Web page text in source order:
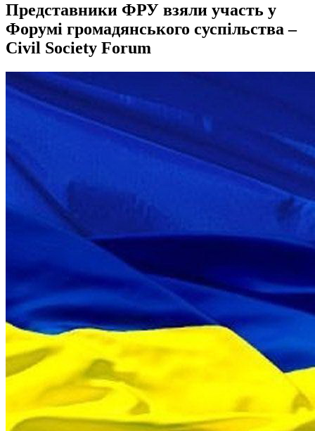
Представники ФРУ взяли участь у
Форумі громадянського суспільства –
Civil Society Forum